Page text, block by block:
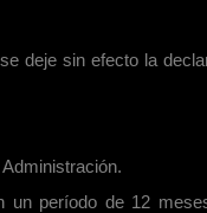
deje sin efecto la
un período de 12